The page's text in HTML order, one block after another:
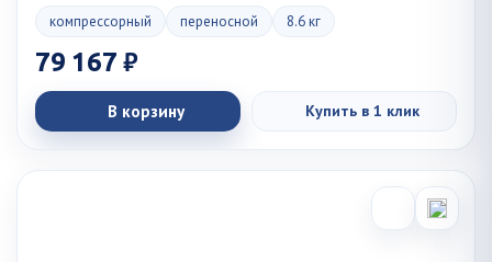
компрессорный переносной 8.6 кг
79 167 ₽
В корзину Купить в 1 клик